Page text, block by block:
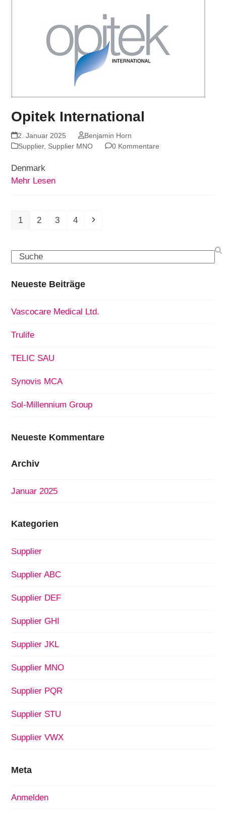
Opitek International
2. Januar 2025
Benjamin Horn
Supplier, Supplier MNO 0 Kommentare
Denmark
Mehr Lesen
Seite
1 Seite
2 Seite
3 Seite
4 Vorwärts
Search
Neueste Beiträge
Vascocare Medical Ltd.
Trulife
TELIC SAU
Synovis MCA
Sol-Millennium Group
Neueste Kommentare
Archiv
Januar 2025
Kategorien
Supplier
Supplier ABC
Supplier DEF
Supplier GHI
Supplier JKL
Supplier MNO
Supplier PQR
Supplier STU
Supplier VWX
Meta
Anmelden